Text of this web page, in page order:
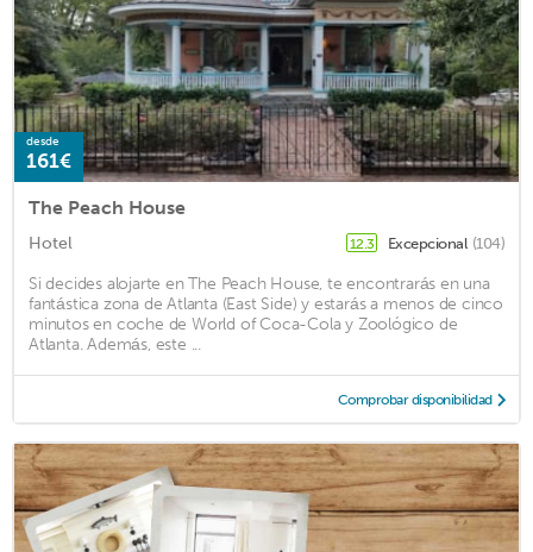
desde
161€
The Peach House
Hotel 12.3 Excepcional (104)
Si decides alojarte en The Peach House, te encontrarás en una
fantástica zona de Atlanta (East Side) y estarás a menos de cinco
minutos en coche de World of Coca-Cola y Zoológico de
Atlanta. Además, este ...
Comprobar disponibilidad